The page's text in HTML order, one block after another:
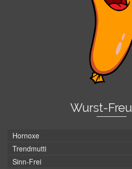
Wurst-
Hornoxe
Trendmutti
Sinn-Frei